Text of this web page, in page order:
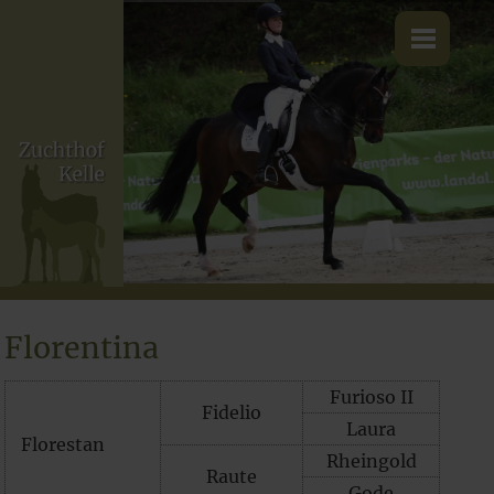
Florentina
Florestan
Fidelio
Furioso II
Laura
Raute
Rheingold